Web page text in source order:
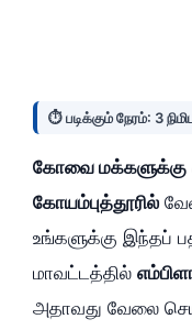
⏱️ படிக்கும் நேரம்: 3
கோவை மக்களுக்கு
கோயம்புத்தூரில்
உங்களுக்கு இந்தப்
மாவட்டத்தில்
அதாவது வேலை